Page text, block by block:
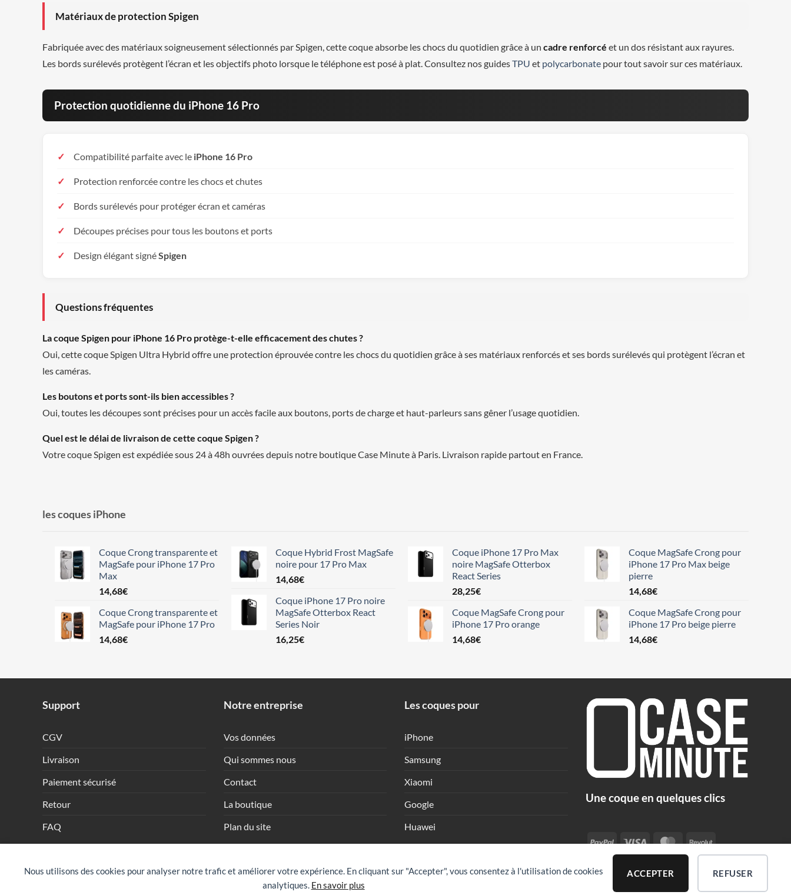
Nous utilisons des cookies pour analyser notre trafic et améliorer votre expérience. En cliquant sur "Accepter", vous consentez à l'utilisation de cookies
analytiques. En savoir plus
ACCEPTER REFUSER
Matériaux de protection Spigen
Fabriquée avec des matériaux soigneusement sélectionnés par Spigen, cette coque absorbe les chocs du quotidien grâce à un cadre renforcé et un dos résistant aux rayures.
Les bords surélevés protègent l’écran et les objectifs photo lorsque le téléphone est posé à plat. Consultez nos guidesTPU et polycarbonate pour tout savoir sur ces matériaux.
Protection quotidienne du iPhone 16 Pro
Compatibilité parfaite avec le iPhone 16 Pro
Protection renforcée contre les chocs et chutes
Bords surélevés pour protéger écran et caméras
Découpes précises pour tous les boutons et ports
Design élégant signéSpigen
Questions fréquentes
La coque Spigen pour iPhone 16 Pro protège-t-elle efficacement des chutes ?
Oui, cette coque Spigen Ultra Hybrid offre une protection éprouvée contre les chocs du quotidien grâce à ses matériaux renforcés et ses bords surélevés qui protègent l’écran et
les caméras.
Les boutons et ports sont-ils bien accessibles ?
Oui, toutes les découpes sont précises pour un accès facile aux boutons, ports de charge et haut-parleurs sans gêner l’usage quotidien.
Quel est le délai de livraison de cette coque Spigen ?
Votre coque Spigen est expédiée sous 24 à 48h ouvrées depuis notre boutique Case Minute à Paris. Livraison rapide partout en France.
les coques iPhone
Coque Crong transparente et
MagSafe pour iPhone 17 Pro
Max
14,68€
Coque Crong transparente et
MagSafe pour iPhone 17 Pro
14,68€
Coque Hybrid Frost MagSafe
noire pour 17 Pro Max
14,68€
Coque iPhone 17 Pro noire
MagSafe Otterbox React
Series Noir
16,25€
Coque iPhone 17 Pro Max
noire MagSafe Otterbox
React Series
28,25€
Coque MagSafe Crong pour
iPhone 17 Pro orange
14,68€
Coque MagSafe Crong pour
iPhone 17 Pro Max beige
pierre
14,68€
Coque MagSafe Crong pour
iPhone 17 Pro beige pierre
14,68€
Support
CGV
Livraison
Paiement sécurisé
Retour
FAQ
Notre entreprise
Vos données
Qui sommes nous
Contact
La boutique
Plan du site
Les coques pour
iPhone
Samsung
Xiaomi
Google
Huawei
Une coque en quelques clics
PayPal Visa MasterCardRevolut